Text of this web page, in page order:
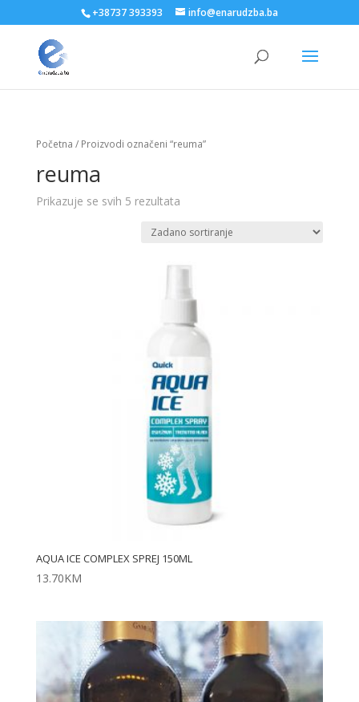
+38737 393393 info@enarudzba.ba
Početna / Proizvodi označeni “reuma”
reuma
Prikazuje se svih 5 rezultata
AQUA ICE COMPLEX SPREJ 150ML
13.70KM